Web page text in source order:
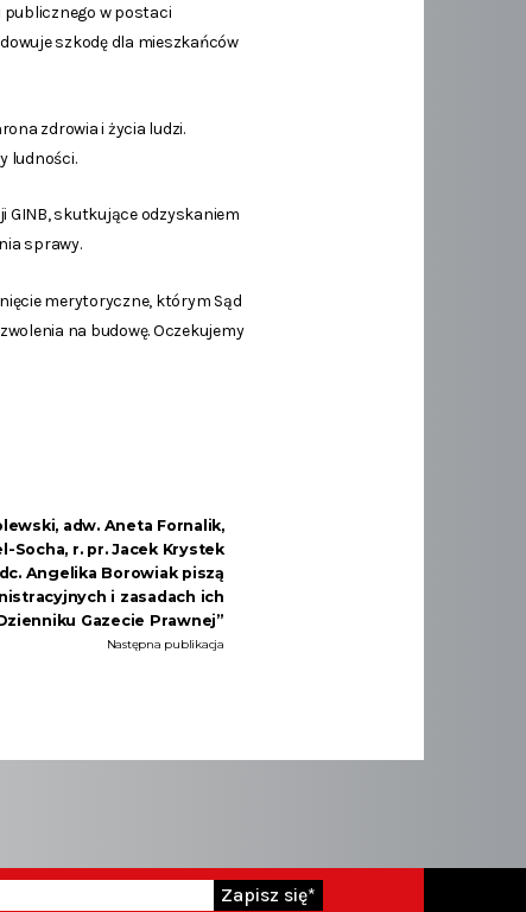
publicznego w postaci
szkodę dla mieszkańców
zdrowia i życia ludzi.
ludności.
GINB, skutkujące odzyskaniem
sprawy.
merytoryczne, którym Sąd
na budowę. Oczekujemy
adw. Aneta Fornalik,
Socha, r. pr. Jacek Krystek
Angelika Borowiak piszą
i zasadach ich
Gazecie Prawnej”
Następna publikacja
Zapisz się*